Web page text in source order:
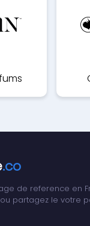
.co
de reference en
partagez le votre